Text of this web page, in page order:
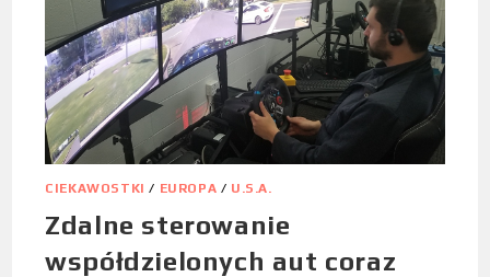
CIEKAWOSTKI / EUROPA / U.S.A.
Zdalne sterowanie
współdzielonych aut coraz